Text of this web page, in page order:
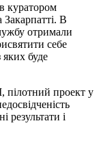
куратором
В
отримали
себе
яких буде
пілотний проект у
результати і